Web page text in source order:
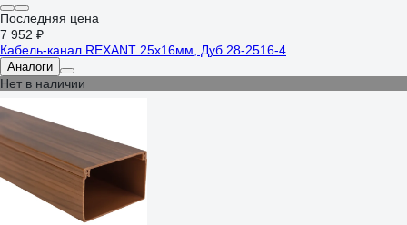
Последняя цена
7 952 ₽
Кабель-канал REXANT 25х16мм, Дуб 28-2516-4
Аналоги
Нет в наличии